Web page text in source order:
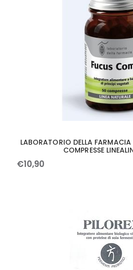
LABORATORIO DELLA
COMPRESSE
€10,90